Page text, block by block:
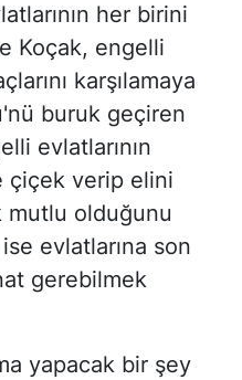
her birini
Koçak, engelli
karşılamaya
buruk geçiren
evlatlarının
çiçek verip elini
mutlu olduğunu
evlatlarına son
gerebilmek
yapacak bir şey